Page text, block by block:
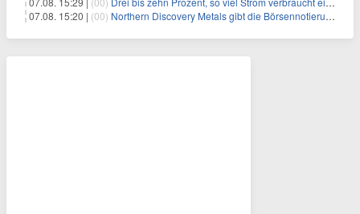
07.08. 15:20 | (00) Northern Discovery Metals gibt die Börsennotierung an der Frankfurter Wertpapierbörse bekannt